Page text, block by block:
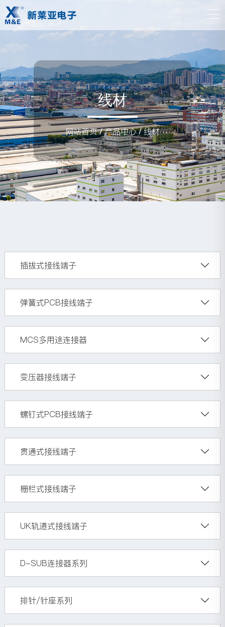
线材
网站首页/产品中心/线材
插拔式接线端子
弹簧式PCB接线端子
MCS多用途连接器
变压器接线端子
螺钉式PCB接线端子
贯通式接线端子
栅栏式接线端子
UK轨道式接线端子
D-SUB连接器系列
排针/针座系列